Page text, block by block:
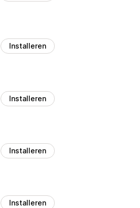
Installeren
Installeren
Installeren
Installeren